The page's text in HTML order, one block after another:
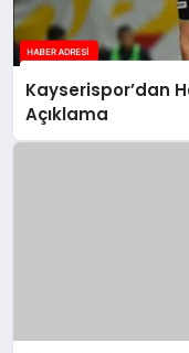
Kayserispor’dan
Açıklama